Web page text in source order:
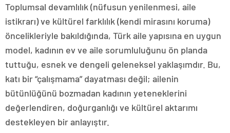
Toplumsal devamlılık (nüfusun yenilenmesi, aile
istikrarı) ve kültürel farklılık (kendi mirasını koruma)
öncelikleriyle bakıldığında, Türk aile yapısına en uygun
model, kadının ev ve aile sorumluluğunu ön planda
tuttuğu, esnek ve dengeli geleneksel yaklaşımdır. Bu,
katı bir “çalışmama” dayatması değil; ailenin
bütünlüğünü bozmadan kadının yeteneklerini
değerlendiren, doğurganlığı ve kültürel aktarımı
destekleyen bir anlayıştır.